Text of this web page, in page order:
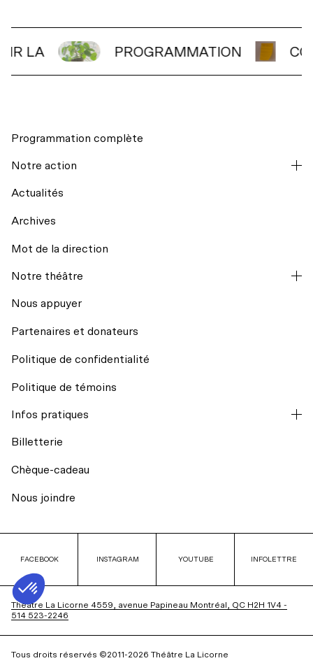
LA PROGRAMMATION
Programmation complète
Notre action
La codiffusion
Résidences d’écriture
Billets du coeur Desjardins
Actualités
Archives
Mot de la direction
Notre théâtre
Mission et historique
Conseil d’administration
Nous appuyer
Partenaires et donateurs
Politique de confidentialité
Politique de témoins
Infos pratiques
Transport collectif
Accessibilité universelle
Restos à proximité
Billetterie
Chèque-cadeau
Nous joindre
FACEBOOK
FACEBOOK INSTAGRAM
INSTAGRAM YOUTUBE
YOUTUBE INFOLETTRE
INFOLETTRE
Théâtre La Licorne 4559, avenue Papineau Montréal, QC H2H 1V4 -
514 523-2246
Tous droits réservés ©2011-2026 Théâtre La Licorne